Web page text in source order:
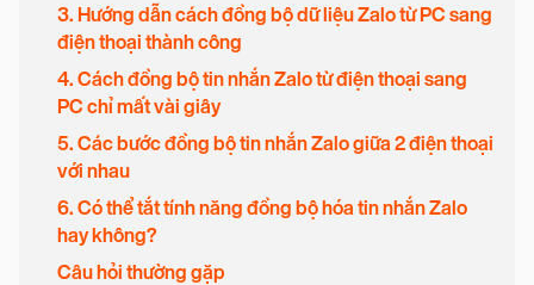
3. Hướng dẫn cách đồng bộ dữ liệu Zalo từ PC sang
điện thoại thành công
4. Cách đồng bộ tin nhắn Zalo từ điện thoại sang
PC chỉ mất vài giây
5. Các bước đồng bộ tin nhắn Zalo giữa 2 điện thoại
với nhau
6. Có thể tắt tính năng đồng bộ hóa tin nhắn Zalo
hay không?
Câu hỏi thường gặp